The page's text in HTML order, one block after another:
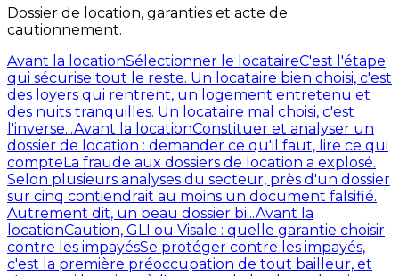
Dossier de location, garanties et acte de
cautionnement.
Avant la locationSélectionner le locataireC'est l'étape
qui sécurise tout le reste. Un locataire bien choisi, c'est
des loyers qui rentrent, un logement entretenu et
des nuits tranquilles. Un locataire mal choisi, c'est
l'inverse...Avant la locationConstituer et analyser un
dossier de location : demander ce qu'il faut, lire ce qui
compteLa fraude aux dossiers de location a explosé.
Selon plusieurs analyses du secteur, près d'un dossier
sur cinq contiendrait au moins un document falsifié.
Autrement dit, un beau dossier bi...Avant la
locationCaution, GLI ou Visale : quelle garantie choisir
contre les impayésSe protéger contre les impayés,
c'est la première préoccupation de tout bailleur, et